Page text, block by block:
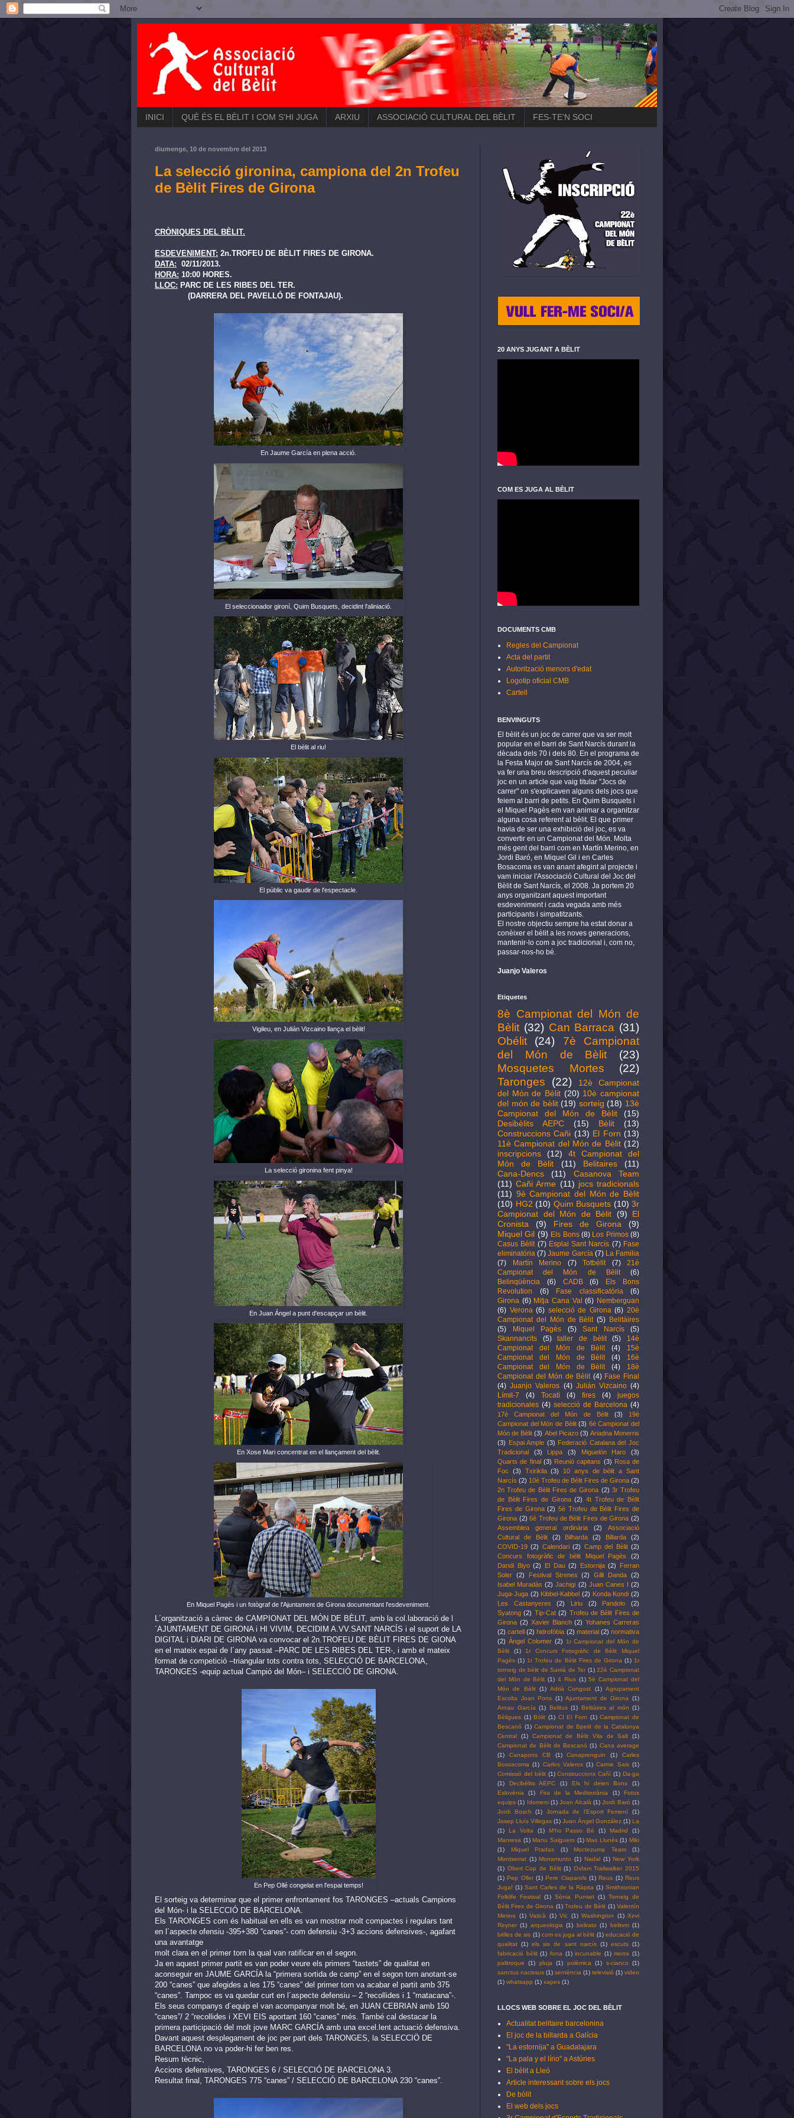
INICI QUÈ ÉS EL BÈLIT I COM S'HI JUGA ARXIU ASSOCIACIÓ CULTURAL DEL BÈLIT FES-TE'N SOCI
diumenge, 10 de novembre del 2013
La selecció gironina, campiona del 2n Trofeu
de Bèlit Fires de Girona
CRÒNIQUES DEL BÈLIT.
ESDEVENIMENT: 2n.TROFEU DE BÈLIT FIRES DE GIRONA.
DATA: 02/11/2013.
HORA: 10:00 HORES.
LLOC: PARC DE LES RIBES DEL TER.
(DARRERA DEL PAVELLÓ DE FONTAJAU).
En Jaume García en plena acció.
El seleccionador gironí, Quim Busquets, decidint l'aliniació.
El bèlit al riu!
El públic va gaudir de l'espectacle.
Vigileu, en Julián Vizcaino llança el bèlit!
La selecció gironina fent pinya!
En Juan Ángel a punt d'escapçar un bèlit.
En Xose Mari concentrat en el llançament del bèlit.
En Miquel Pagès i un fotògraf de l'Ajuntament de Girona documentant l'esdeveniment.
L´organització a càrrec de CAMPIONAT DEL MÓN DE BÈLIT, amb la col.laboració de l
´AJUNTAMENT DE GIRONA i HI VIVIM, DECIDIM A.VV.SANT NARCÍS i el suport de LA
DIGITAL i DIARI DE GIRONA va convocar el 2n.TROFEU DE BÈLIT FIRES DE GIONA
en el mateix espai de l´any passat –PARC DE LES RIBES DEL TER-, i amb el mateix
format de competició –triangular tots contra tots, SELECCIÓ DE BARCELONA,
TARONGES -equip actual Campió del Món– i SELECCIÓ DE GIRONA.
En Pep Ollé congelat en l'espai temps!
El sorteig va determinar que el primer enfrontament fos TARONGES –actuals Campions
del Món- i la SELECCIÓ DE BARCELONA.
Els TARONGES com és habitual en ells es van mostrar molt compactes i regulars tant
en l´aspecte ofensiu -395+380 “canes”- com defensiu -3+3 accions defensives-, agafant
una avantatge
molt clara en el primer torn la qual van ratificar en el segon.
Ja en aquest primer partit es van poder veure els primers “tastets” de qualitat en
aconseguir en JAUME GARCÍA la “primera sortida de camp” en el segon torn anotant-se
200 “canes” que afegides a les 175 “canes” del primer torn va acabar el partit amb 375
“canes”. Tampoc es va quedar curt en l´aspecte defensiu – 2 “recollides i 1 “matacana”-.
Els seus companys d´equip el van acompanyar molt bé, en JUAN CEBRIAN amb 150
“canes”/ 2 “recollides i XEVI EIS aportant 160 “canes” més. També cal destacar la
primera participació del molt jove MARC GARCÍA amb una excel.lent actuació defensiva.
Davant aquest desplegament de joc per part dels TARONGES, la SELECCIÖ DE
BARCELONA no va poder-hi fer ben res.
Resum tècnic,
Accions defensives, TARONGES 6 / SELECCIÓ DE BARCELONA 3.
Resultat final, TARONGES 775 “canes” / SELECCIÓ DE BARCELONA 230 “canes”.
20 ANYS JUGANT A BÈLIT
COM ES JUGA AL BÈLIT
DOCUMENTS CMB
Regles del Campionat
Acta del partit
Autorització menors d'edat
Logotip oficial CMB
Cartell
BENVINGUTS
El bèlit és un joc de carrer que va ser molt
popular en el barri de Sant Narcís durant la
dècada dels 70 i dels 80. En el programa de
la Festa Major de Sant Narcís de 2004, es
va fer una breu descripció d'aquest peculiar
joc en un article que vaig titular "Jocs de
carrer" on s'explicaven alguns dels jocs que
feiem al barri de petits. En Quim Busquets i
el Miquel Pagès em van animar a organitzar
alguna cosa referent al bèlit. El que primer
havia de ser una exhibició del joc, es va
convertir en un Campionat del Món. Molta
més gent del barri com en Martín Merino, en
Jordi Baró, en Miquel Gil i en Carles
Bosacoma es van anant afegint al projecte i
vam iniciar l'Associació Cultural del Joc del
Bèlit de Sant Narcís, el 2008. Ja portem 20
anys organitzant aquest important
esdeveniment i cada vegada amb més
participants i simpatitzants.
El nostre objectiu sempre ha estat donar a
conèixer el bèlit a les noves generacions,
mantenir-lo com a joc tradicional i, com no,
passar-nos-ho bé.
Juanjo Valeros
Etiquetes
8è Campionat del Món de
Bèlit (32) Can Barraca (31)
Obélit
(24)
7è Campionat
del Món de Bèlit
(23)
Mosquetes Mortes
(22)
Taronges
(22)
12è Campionat
del Món de Bèlit (20) 10è campionat
del món de bèlit (19) sorteig (18) 13è
Campionat del Món de Bèlit
(15)
Desibèlits AEPC
(15) Bèlit
(13)
Construccions Cañi (13) El Forn (13)
11è Campionat del Món de Bèlit (12)
inscripcions
(12)
4t Campionat del
Món de Bèlit
(11) Belitaires
(11)
Cana-Dencs
(11)
Casanova Team
(11) Cañi Arme (11) jocs tradicionals
(11) 9è Campionat del Món de Bèlit
(10) HG2 (10) Quim Busquets (10) 3r
Campionat del Món de Bèlit
(9)
El
Cronista
(9) Fires de Girona
(9)
Miquel Gil (9) Els Bons (8) Los Primos (8)
Casus Bèlit (7) Esplai Sant Narcís (7) Fase
eliminatòria (7) Jaume García (7) La Familia
(7)
Martín Merino (7) Totbèlit (7)
21è
Campionat del Món de Bèlit
(6)
Belinqüència
(6) CADB (6)
Els Bons
Revolution
(6) Fase classificatòria
(6)
Girona (6) Mitja Cana Val (6) Nemberguan
(6) Verona (6) selecció de Girona (6) 20è
Campionat del Món de Bèlit (5) Belitàires
(5)
Miquel Pagès (5) Sant Narcís
(5)
Skannancits
(5) taller de bèlit (5)
14è
Campionat del Món de Bèlit
(4)
15è
Campionat del Món de Bèlit
(4)
16è
Campionat del Món de Bèlit
(4)
18è
Campionat del Món de Bèlit (4) Fase Final
(4) Juanjo Valeros (4) Julián Vizcaino (4)
Límit-7
(4) Tocatì (4) fires (4)
juegos
tradicionales (4) selecció de Barcelona (4)
17è Campionat del Món de Bèlit (3)
19è
Campionat del Món de Bèlit (3) 6è Campionat del
Món de Bèlit (3) Abel Picazo (3) Ariadna Monerris
(3) Espai Ample (3) Federació Catalana del Joc
Tradicional
(3) Lippa (3) Miguelón Haro
(3)
Quarts de final (3) Reunió capitans (3) Rosa de
Foc
(3) Txirikila (3)
10 anys de bèlit a Sant
Narcís (2) 10è Trofeu de Bèlit Fires de Girona (2)
2n Trofeu de Bèlit Fires de Girona (2) 3r Trofeu
de Bèlit Fires de Girona (2) 4t Trofeu de Bèlit
Fires de Girona (2) 5è Trofeu de Bèlit Fires de
Girona (2) 6è Trofeu de Bèlit Fires de Girona (2)
Assemblea general ordinària
(2)
Associació
Cultural de Bèlit
(2) Bilharda (2) Billarda
(2)
COVID-19 (2) Calendari (2) Camp del Bèlit (2)
Concurs fotogràfic de bèlit Miquel Pagès
(2)
Dandi Biyo (2) El Dau (2) Estornija (2)
Ferran
Soler (2) Festival Strenes (2) Gilli Danda (2)
Isabel Muradàs (2) Jachigi (2) Juan Canes I (2)
Juga-Juga (2) Kibbel-Kabbel (2) Konda Kondi (2)
Les Castanyeres
(2) Liriu (2) Pandolo
(2)
Syatong (2) Tip-Cat (2) Trofeu de Bèlit Fires de
Girona (2) Xavier Blanch (2) Yohanes Carreras
(2) cartell (2) hidrofòbia (2) material (2) normativa
(2) Àngel Colomer (2)
1r Campionat del Món de
Bèlit
(1)
1r Concurs Fotogràfic de Bèlit Miquel
Pagès (1) 1r Trofeu de Bèlit Fires de Girona (1) 1r
torneig de bèlit de Sarrià de Ter (1) 22è Campionat
del Món de Bèlit (1) 4 Rius (1) 5è Campionat del
Món de Bèlit (1) Adrià Congost (1) Agrupament
Escolta Joan Pons (1) Ajuntament de Girona
(1)
Arnau García (1) Belitus (1) Belitàires al món (1)
Bèligues (1) Bòlit (1) CI El Forn (1) Campionat de
Bescanó (1) Campionat de Bpelit de la Catalunya
Central
(1) Campionat de Bèlit Vila de Salt
(1)
Campionat de Bèlit de Bescanó (1) Cana average
(1)
Canapons CB (1) Canaprenguin (1)
Carles
Bossacoma (1) Carlos Valeros (1) Carme Sais (1)
Comissió del bèlit (1) Construccions Cañí (1) Da-ga
(1)
Decibèlits AEPC (1) Els hi deien Bons
(1)
Eslovènia
(1) Fira de la Mediterrània (1)
Fotos
equips (1) Idomeni (1) Joan Alcalà (1) Jordi Baró (1)
Jordi Bosch
(1) Jornada de l'Esport Femení
(1)
Josep Lluís Villegas (1) Juan Ángel González (1) La
(1)
La Volta (1) M'ho Passo Bé (1) Madrid
(1)
Manresa (1) Manu Salguero (1) Mas Llunès (1) Miki
(1)
Miquel Pradas (1) Moctezuma Team
(1)
Montserrat (1) Morramunto (1) Nadal (1) New York
(1) Obert Cop de Bèlit (1) Oxfam Trailwalker 2015
(1) Pep Oller (1) Pere Claparols (1) Reus (1) Reus
Juga! (1) Sant Carles de la Ràpita (1) Smithsonian
Folklife Festival (1) Sònia Punset (1) Torneig de
Bèlit Fires de Girona (1) Trofeu de Bèlit (1) Valentín
Merino
(1) Vaticà (1) Vic (1) Washington (1) Xevi
Reyner (1) arqueologia (1) belirato (1) belitvm (1)
bitlles de sis (1) com es juga al bèlit (1) educació de
qualitat (1) els sis de sant narcís (1) escuts (1)
fabricació bèlit (1) fona (1) incunable (1) morra (1)
palitroque
(1) pluja (1) polèmica (1) s-cianco
(1)
sanctus nacissus (1) sentència (1) televisió (1) video
(1) whatsapp (1) xapes (1)
LLOCS WEB SOBRE EL JOC DEL BÈLIT
Actualitat belitaire barcelonina
El joc de la billarda a Galícia
"La estornija" a Guadalajara
"La pala y el lírio" a Astúries
El bèlit a Lleó
Article interessant sobre els jocs
De bòlit
El web dels jocs